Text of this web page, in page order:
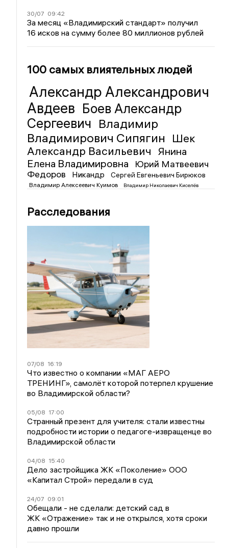
30/07 09:42
За месяц «Владимирский стандарт» получил
16 исков на сумму более 80 миллионов рублей
100 самых влиятельных людей
Александр Александрович
Авдеев Боев Александр
Сергеевич Владимир
Владимирович Сипягин Шек
Александр Васильевич
Янина
Елена Владимировна
Юрий Матвеевич
Федоров
Никандр Сергей Евгеньевич Бирюков
Владимир Алексеевич Куимов Владимир Николаевич Киселёв
Расследования
07/08 16:19
Что известно о компании «МАГ АЕРО
ТРЕНИНГ», самолёт которой потерпел крушение
во Владимирской области?
05/08 17:00
Странный презент для учителя: стали известны
подробности истории о педагоге-извращенце во
Владимирской области
04/08 15:40
Дело застройщика ЖК «Поколение» ООО
«Капитал Строй» передали в суд
24/07 09:01
Обещали - не сделали: детский сад в
ЖК «Отражение» так и не открылся, хотя сроки
давно прошли